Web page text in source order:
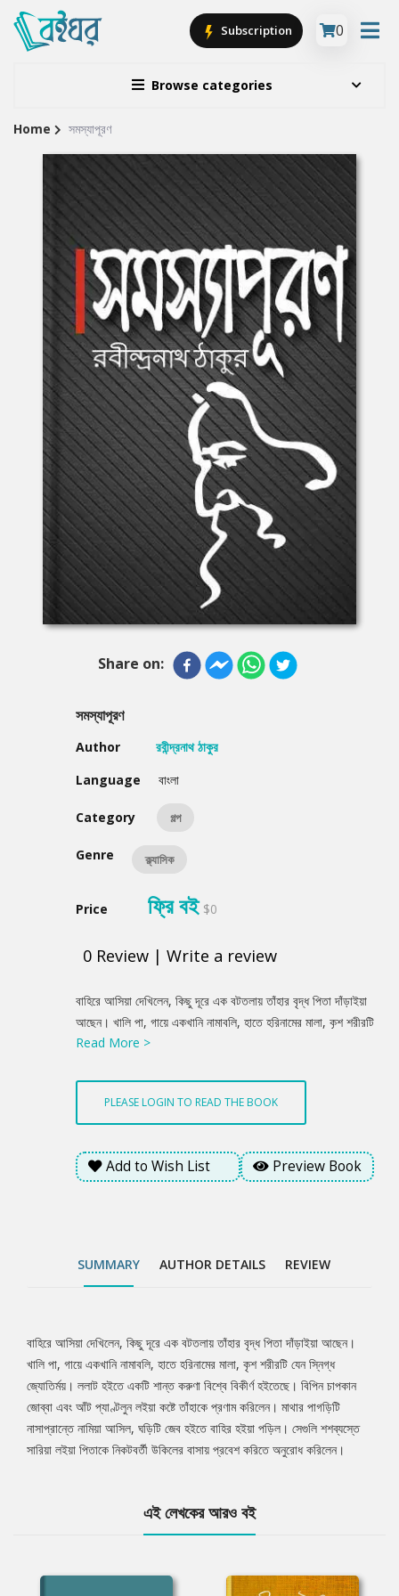
Browse categories
Subscription 0
Site
Breadcrumb
Home সমস্যাপূরণ
Share on:
সমস্যাপূরণ
Author
রবীন্দ্রনাথ ঠাকুর
Language
বাংলা
Category গল্প
Genre ক্ল্যাসিক
Price ফ্রি বই $0
0 Review | Write a review
Product
Summery
বাহিরে আসিয়া দেখিলেন, কিছু দূরে এক বটতলায় তাঁহার বৃদ্ধ পিতা দাঁড়াইয়া
আছেন। খালি পা, গায়ে একখানি নামাবলি, হাতে হরিনামের মালা, কৃশ শরীরটি
যেন স্নিগ্ধ জ্যোতির্ময়। ললাট হইতে একটি শান্ত করুণা বিশ্বে বিকীর্ণ
প্রণাম করিলেন। মাথার পাগড়িটি নাসাপ্রান্তে নামিয়া আসিল, ঘড়িটি জেব
হইতে বাহির হইয়া পড়িল। সেগুলি শশব্যস্তে সারিয়া লইয়া পিতাকে নিকটবর্তী
উকিলের বাসায় প্রবেশ করিতে অনুরোধ করিলেন।
Read More >
PLEASE LOGIN TO READ THE BOOK
Add to Wish List Preview Book
SUMMARY AUTHOR DETAILS REVIEW
Tab
Article
বাহিরে আসিয়া দেখিলেন, কিছু দূরে এক বটতলায় তাঁহার বৃদ্ধ পিতা দাঁড়াইয়া আছেন।
খালি পা, গায়ে একখানি নামাবলি, হাতে হরিনামের মালা, কৃশ শরীরটি যেন স্নিগ্ধ
জ্যোতির্ময়। ললাট হইতে একটি শান্ত করুণা বিশ্বে বিকীর্ণ হইতেছে। বিপিন চাপকান
জোব্বা এবং আঁট প্যাণ্টলুন লইয়া কষ্টে তাঁহাকে প্রণাম করিলেন। মাথার পাগড়িটি
নাসাপ্রান্তে নামিয়া আসিল, ঘড়িটি জেব হইতে বাহির হইয়া পড়িল। সেগুলি শশব্যস্তে
সারিয়া লইয়া পিতাকে নিকটবর্তী উকিলের বাসায় প্রবেশ করিতে অনুরোধ করিলেন।
এই লেখকের আরও বই